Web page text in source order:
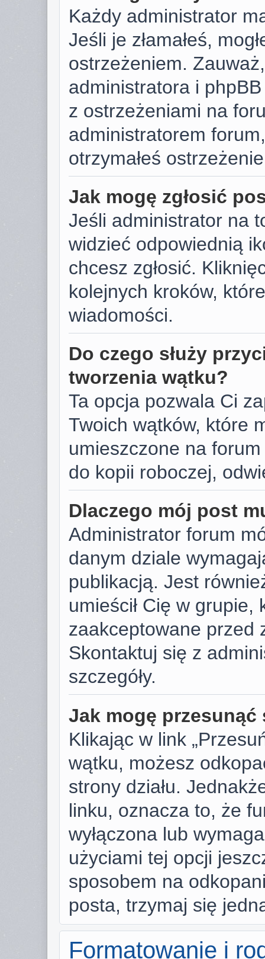
Każdy administrator
Jeśli je złamałeś,
ostrzeżeniem.
administratora i
z ostrzeżeniami na
administratorem
otrzymałeś
Jak mogę zgłosić
Jeśli administrator na
widzieć odpowiednią
chcesz zgłosić.
kolejnych kroków,
wiadomości.
Do czego służy
tworzenia wątku?
Ta opcja pozwala Ci
Twoich wątków, które
umieszczone na
do kopii roboczej,
Dlaczego mój post
Administrator forum
danym dziale
publikacją. Jest
umieścił Cię w
zaakceptowane przed
Skontaktuj się z
szczegóły.
Jak mogę
Klikając w link
wątku, możesz
strony działu.
linku, oznacza to, że
wyłączona lub
użyciami tej opcji
sposobem na
posta, trzymaj się
Formatowanie i